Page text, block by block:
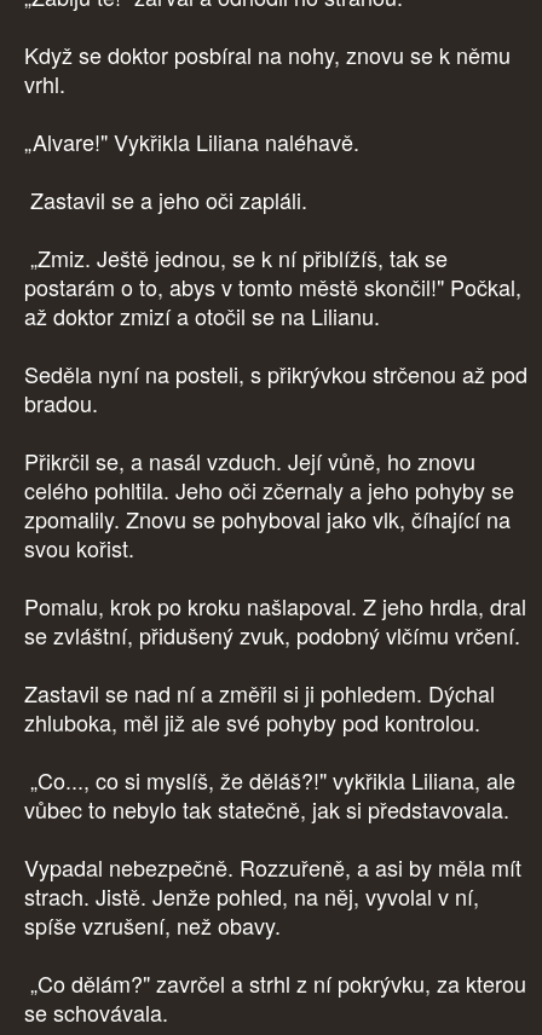
Když se doktor posbíral na nohy, znovu se k němu
vrhl.
„Alvare!" Vykřikla Liliana naléhavě.
Zastavil se a jeho oči zapláli.
„Zmiz. Ještě jednou, se k ní přiblížíš, tak se
postarám o to, abys v tomto městě skončil!" Počkal,
až doktor zmizí a otočil se na Lilianu.
Seděla nyní na posteli, s přikrývkou strčenou až pod
bradou.
Přikrčil se, a nasál vzduch. Její vůně, ho znovu
celého pohltila. Jeho oči zčernaly a jeho pohyby se
zpomalily. Znovu se pohyboval jako vlk, číhající na
svou kořist.
Pomalu, krok po kroku našlapoval. Z jeho hrdla, dral
se zvláštní, přidušený zvuk, podobný vlčímu vrčení.
Zastavil se nad ní a změřil si ji pohledem. Dýchal
zhluboka, měl již ale své pohyby pod kontrolou.
„Co..., co si myslíš, že děláš?!" vykřikla Liliana, ale
vůbec to nebylo tak statečně, jak si představovala.
Vypadal nebezpečně. Rozzuřeně, a asi by měla mít
strach. Jistě. Jenže pohled, na něj, vyvolal v ní,
spíše vzrušení, než obavy.
„Co dělám?" zavrčel a strhl z ní pokrývku, za kterou
se schovávala.